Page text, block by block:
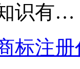
识有…
标注